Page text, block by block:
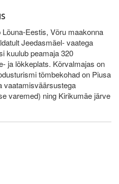
Eestis, Võru maakonna
Jeedasmäel- vaatega
kuulub peamaja 320
ja lõkkeplats. Kõrvalmajas on
tõmbekohad on Piusa
vaatamisväärsustega
varemed) ning Kirikumäe järve